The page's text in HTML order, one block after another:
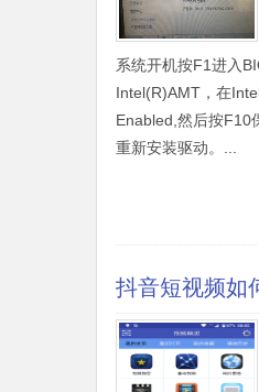
系统开机按F1进入
Intel(R)AMT，在
Enabled,然后按F10
重新安装驱动。...
抖音短视频如